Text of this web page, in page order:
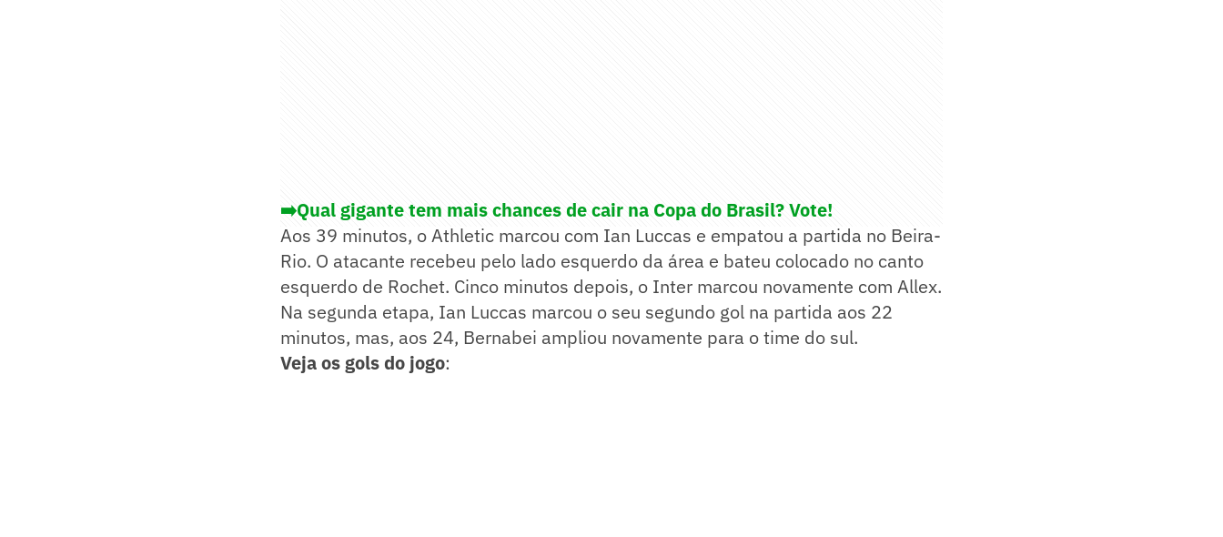
➡️Qual gigante tem mais chances de cair na Copa do Brasil? Vote!
Aos 39 minutos, o Athletic marcou com Ian Luccas e empatou a partida no Beira-
Rio. O atacante recebeu pelo lado esquerdo da área e bateu colocado no canto
esquerdo de Rochet. Cinco minutos depois, o Inter marcou novamente com Allex.
Na segunda etapa, Ian Luccas marcou o seu segundo gol na partida aos 22
minutos, mas, aos 24, Bernabei ampliou novamente para o time do sul.
Veja os gols do jogo: